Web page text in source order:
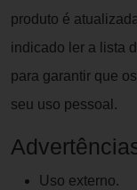
produto é
indicado ler a lista
para garantir que
seu uso pessoal.
Uso externo.